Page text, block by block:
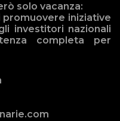
solo vacanza:
iniziative
investitori nazionali
completa per